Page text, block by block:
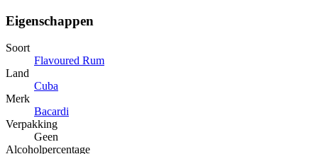
Eigenschappen
Soort
Flavoured Rum
Land
Cuba
Merk
Bacardi
Verpakking
Geen
Alcoholpercentage